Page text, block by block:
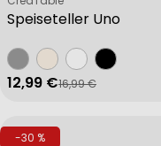
Speiseteller Uno
Verkaufspreis
12,99 €
Regulärer Preis
16,99 €
-30 %